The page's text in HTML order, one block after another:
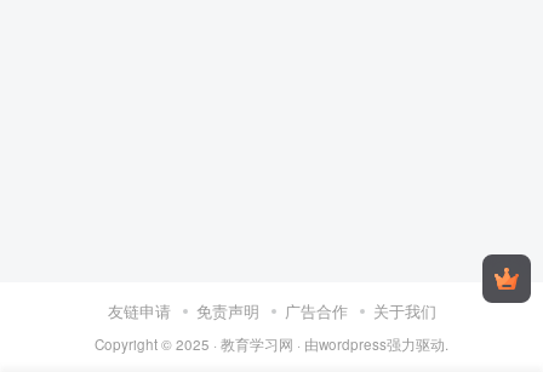
友链申请 免责声明 广告合作 关于我们
Copyright © 2025 · 教育学习网 · 由wordpress强力驱动.